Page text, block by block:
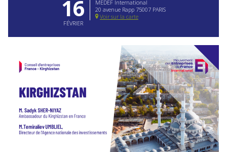
16
FÉVRIER
MEDEF International
20 avenue Rapp 75007 PARIS
Voir sur la carte